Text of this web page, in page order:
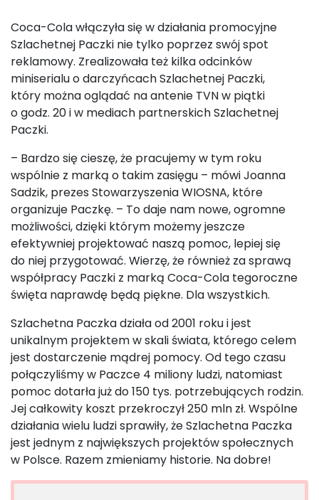
Coca-Cola włączyła się w działania promocyjne
Szlachetnej Paczki nie tylko poprzez swój spot
reklamowy. Zrealizowała też kilka odcinków
miniserialu o darczyńcach Szlachetnej Paczki,
który można oglądać na antenie TVN w piątki
o godz. 20 i w mediach partnerskich Szlachetnej
Paczki.
– Bardzo się cieszę, że pracujemy w tym roku
wspólnie z marką o takim zasięgu – mówi Joanna
Sadzik, prezes Stowarzyszenia WIOSNA, które
organizuje Paczkę. – To daje nam nowe, ogromne
możliwości, dzięki którym możemy jeszcze
efektywniej projektować naszą pomoc, lepiej się
do niej przygotować. Wierzę, że również za sprawą
współpracy Paczki z marką Coca-Cola tegoroczne
święta naprawdę będą piękne. Dla wszystkich.
Szlachetna Paczka działa od 2001 roku i jest
unikalnym projektem w skali świata, którego celem
jest dostarczenie mądrej pomocy. Od tego czasu
połączyliśmy w Paczce 4 miliony ludzi, natomiast
pomoc dotarła już do 150 tys. potrzebujących rodzin.
Jej całkowity koszt przekroczył 250 mln zł. Wspólne
działania wielu ludzi sprawiły, że Szlachetna Paczka
jest jednym z największych projektów społecznych
w Polsce. Razem zmieniamy historie. Na dobre!